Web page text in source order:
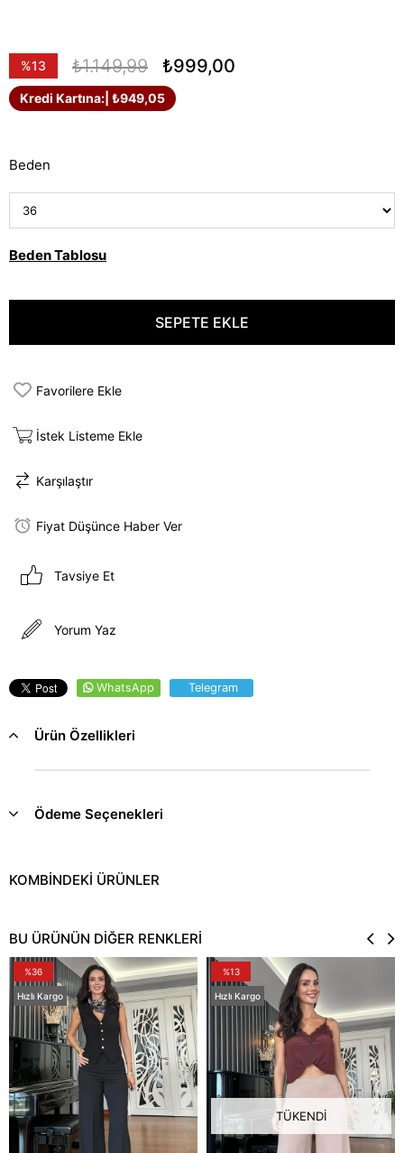
%13
İndirim
₺1.149,99 ₺999,00
Kredi Kartına: | ₺949,05
Beden
Beden Tablosu
Favorilere Ekle
İstek Listeme Ekle
Karşılaştır
Fiyat Düşünce Haber Ver
Tavsiye Et
Yorum Yaz
WhatsApp Telegram
Ürün Özellikleri
Ödeme Seçenekleri
BU ÜRÜNÜN DİĞER RENKLERİ
%36
Hızlı Kargo
TÜKENDI
%13
Hızlı Kargo